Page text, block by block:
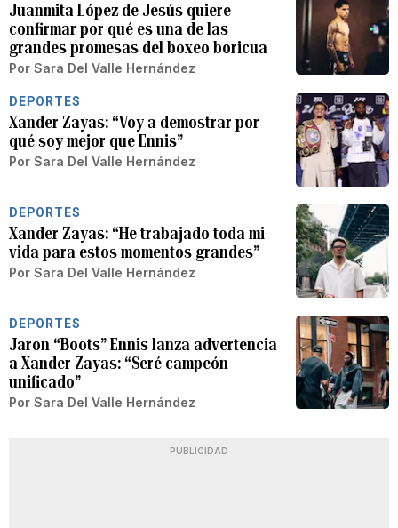
Juanmita López de Jesús quiere
confirmar por qué es una de las
grandes promesas del boxeo boricua
Por Sara Del Valle Hernández
DEPORTES
Xander Zayas: “Voy a demostrar por
qué soy mejor que Ennis”
Por Sara Del Valle Hernández
DEPORTES
Xander Zayas: “He trabajado toda mi
vida para estos momentos grandes”
Por Sara Del Valle Hernández
DEPORTES
Jaron “Boots” Ennis lanza advertencia
a Xander Zayas: “Seré campeón
unificado”
Por Sara Del Valle Hernández
PUBLICIDAD